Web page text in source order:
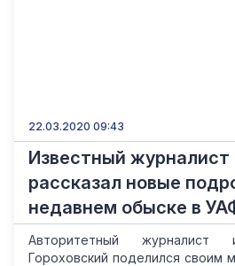
22.03.2020 09:43
Известный журналист
рассказал новые
недавнем обыске в
Авторитетный
Гороховский поделился своим